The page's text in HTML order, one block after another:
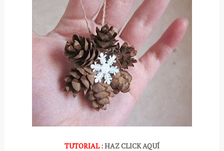
TUTORIAL :HAZ CLICK AQUÍ